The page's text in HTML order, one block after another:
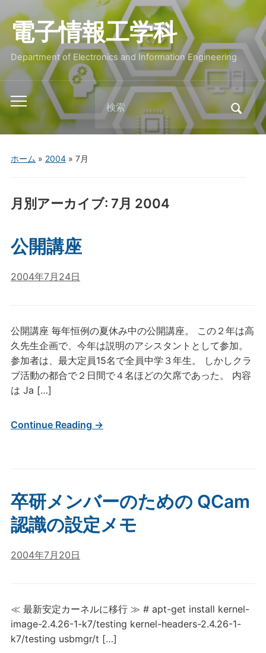
電子情報工学科
Department of Electronics and Information Engineering
Toggle
mobile
menu
Search
for:
ホーム » 2004» 7月
月別アーカイブ: 7月 2004
公開講座
2004年7月24日
公開講座 毎年恒例の夏休み中の公開講座。 この２年は高
久先生企画で、今年は説明のアシスタントとして参加。
参加者は、最大定員15名で全員中学３年生。 しかしクラ
ブ活動の都合で２日間で４名ほどの欠席であった。 内容
は Ja […]
Continue Reading →
卒研メンバーのための QCam
認識の設定メモ
2004年7月20日
≪ 最新安定カーネルに移行 ≫ # apt-get install kernel-
image-2.4.26-1-k7/testing kernel-headers-2.4.26-1-
k7/testing usbmgr/t […]